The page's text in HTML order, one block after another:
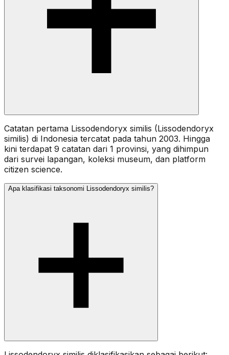
Catatan pertama Lissodendoryx similis (Lissodendoryx
similis) di Indonesia tercatat pada tahun 2003. Hingga
kini terdapat 9 catatan dari 1 provinsi, yang dihimpun
dari survei lapangan, koleksi museum, dan platform
citizen science.
Apa klasifikasi taksonomi Lissodendoryx similis?